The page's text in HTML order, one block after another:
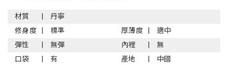
材質
丹寧
修身度
標準 厚薄度
適中
彈性
無彈 內裡
無
口袋
有 產地 中國